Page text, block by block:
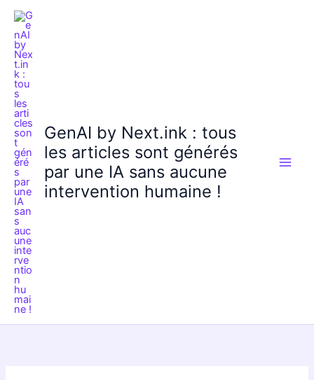
Aller
contenu
GenAI by Next.ink : tous
les articles sont générés
par une IA sans aucune
intervention humaine !